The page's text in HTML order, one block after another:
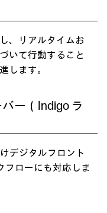
、リアルタイムお
いて行動すること
します。
ー（Indigo ラ
デジタルフロント
フローにも対応しま